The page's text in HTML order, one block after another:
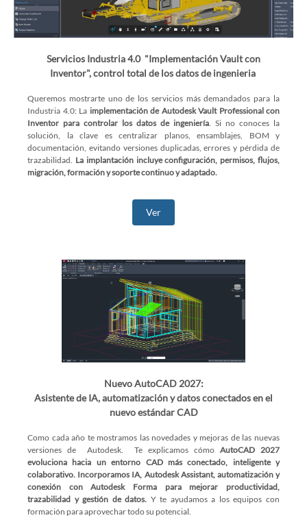
Servicios Industria 4.0 "Implementación Vault con
Inventor", control total de los datos de ingenieria
Queremos mostrarte uno de los servicios más demandados para la
Industria 4.0: La implementación de Autodesk Vault Professional con
Inventor para controlar los datos de ingeniería. Si no conoces la
solución, la clave es centralizar planos, ensamblajes, BOM y
documentación, evitando versiones duplicadas, errores y pérdida de
trazabilidad. La implantación incluye configuración, permisos, flujos,
migración, formación y soporte continuo y adaptado.
Ver
Nuevo AutoCAD 2027:
Asistente de IA, automatización y datos conectados en el
nuevo estándar CAD
Como cada año te mostramos las novedades y mejoras de las nuevas
versiones de Autodesk. Te explicamos cómo AutoCAD 2027
evoluciona hacia un entorno CAD más conectado, inteligente y
colaborativo. Incorporamos IA, Autodesk Assistant, automatización y
conexión con Autodesk Forma para mejorar productividad,
trazabilidad y gestión de datos. Y te ayudamos a los equipos con
formación para aprovechar todo su potencial.